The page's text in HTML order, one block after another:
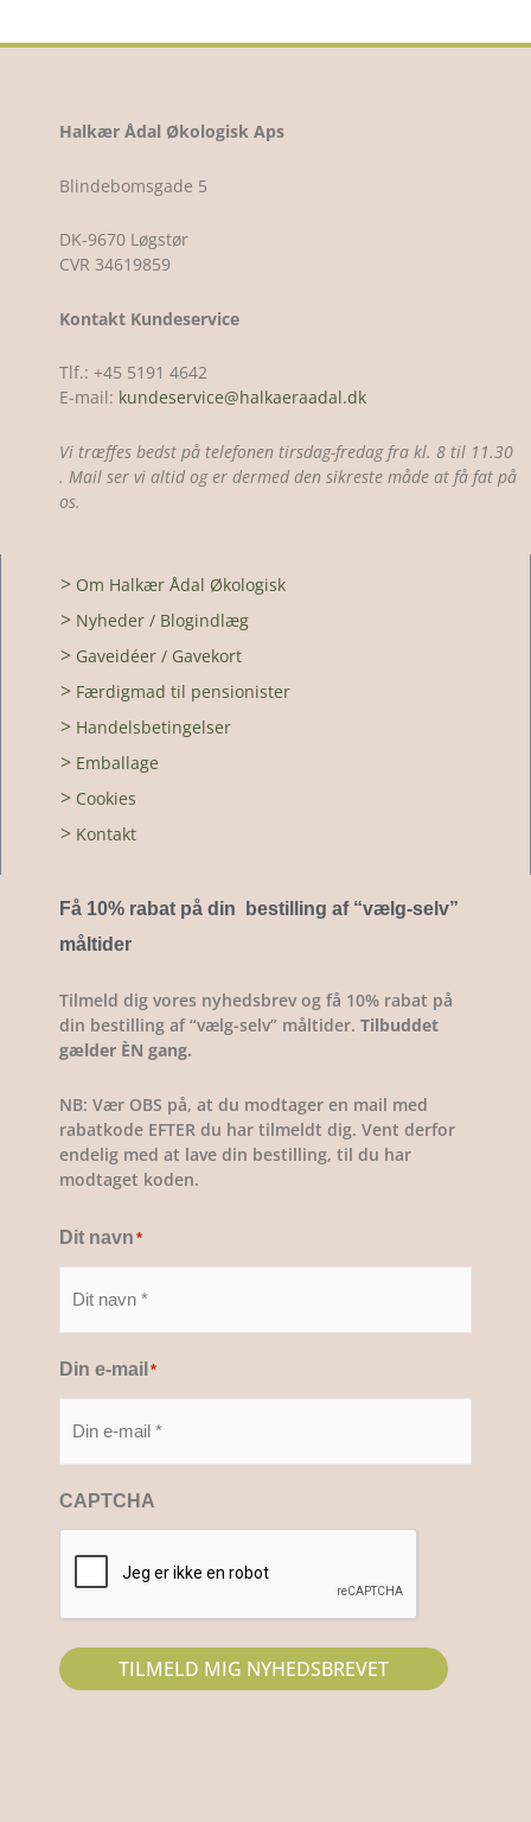
Halkær Ådal Økologisk Aps
Blindebomsgade 5
DK-9670 Løgstør
CVR 34619859
Kontakt Kundeservice
Tlf.: +45 5191 4642
E-mail: kundeservice@halkaeraadal.dk
Vi træffes bedst på telefonen tirsdag-fredag fra kl. 8 til 11.30
. Mail ser vi altid og er dermed den sikreste måde at få fat på
os.
> Om Halkær Ådal Økologisk
> Nyheder / Blogindlæg
> Gaveidéer / Gavekort
> Færdigmad til pensionister
> Handelsbetingelser
> Emballage
> Cookies
> Kontakt
Få 10% rabat på din bestilling af “vælg-selv”
måltider
Tilmeld dig vores nyhedsbrev og få 10% rabat på
din bestilling af “vælg-selv” måltider. Tilbuddet
gælder ÈN gang.
NB: Vær OBS på, at du modtager en mail med
rabatkode EFTER du har tilmeldt dig. Vent derfor
endelig med at lave din bestilling, til du har
modtaget koden.
Dit navn *
Din e-mail *
CAPTCHA
TILMELD MIG NYHEDSBREVET